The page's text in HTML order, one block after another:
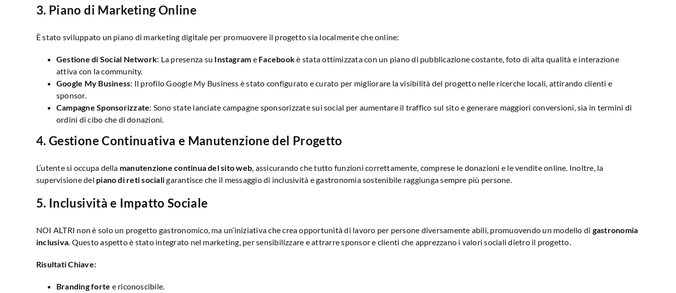
3. Piano di Marketing Online
È stato sviluppato un piano di marketing digitale per promuovere il progetto sia localmente che online:
Gestione di Social Network: La presenza su Instagram e Facebookè stata ottimizzata con un piano di pubblicazione costante, foto di alta qualità e interazione
attiva con la community.
Google My Business: Il profilo Google My Business è stato configurato e curato per migliorare la visibilità del progetto nelle ricerche locali, attirando clienti e
sponsor.
Campagne Sponsorizzate: Sono state lanciate campagne sponsorizzate sui social per aumentare il traffico sul sito e generare maggiori conversioni, sia in termini di
ordini di cibo che di donazioni.
4.Gestione Continuativa e Manutenzione del Progetto
L’utente si occupa della manutenzione continua del sito web, assicurando che tutto funzioni correttamente, comprese le donazioni e le vendite online. Inoltre, la
supervisione del piano di reti socialigarantisce che il messaggio di inclusività e gastronomia sostenibile raggiunga sempre più persone.
5. Inclusività e Impatto Sociale
NOI ALTRI non è solo un progetto gastronomico, ma un’iniziativa che crea opportunità di lavoro per persone diversamente abili, promuovendo un modello di gastronomia
inclusiva. Questo aspetto è stato integrato nel marketing, per sensibilizzare e attrarre sponsor e clienti che apprezzano i valori sociali dietro il progetto.
Risultati Chiave:
Branding forte e riconoscibile.